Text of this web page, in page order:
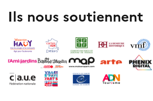
Ils nous soutiennent